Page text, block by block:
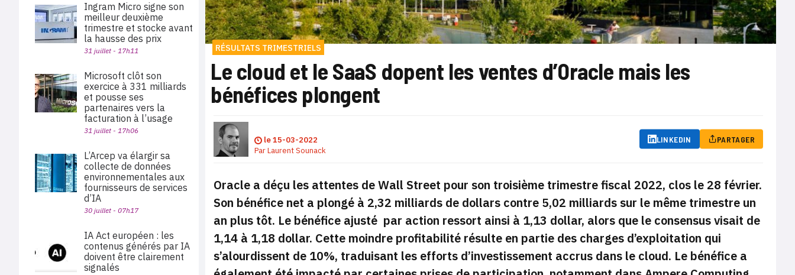
RÉSULTATS TRIMESTRIELS
Le cloud et le SaaS dopent les ventes d’Oracle mais les
bénéfices plongent
le15-03-2022
ParLaurent Sounack
LINKEDIN PARTAGER
Oracle a déçu les attentes de Wall Street pour son troisième trimestre fiscal 2022, clos le 28 février.
Son bénéfice net a plongé à 2,32 milliards de dollars contre 5,02 milliards sur le même trimestre un
an plus tôt. Le bénéfice ajusté par action ressort ainsi à 1,13 dollar, alors que le consensus visait de
1,14 à 1,18 dollar. Cette moindre profitabilité résulte en partie des charges d’exploitation qui
s’alourdissent de 10%, traduisant les efforts d’investissement accrus dans le cloud. Le bénéfice a
Ingram Micro signe son
meilleur deuxième
trimestre et stocke avant
la hausse des prix
31 juillet - 17h11
Microsoft clôt son
exercice à 331 milliards
et pousse ses
partenaires vers la
facturation à l’usage
31 juillet - 17h06
L’Arcep va élargir sa
collecte de données
environnementales aux
fournisseurs de services
d’IA
30 juillet - 07h17
IA Act européen : les
contenus générés par IA
doivent être clairement
signalés